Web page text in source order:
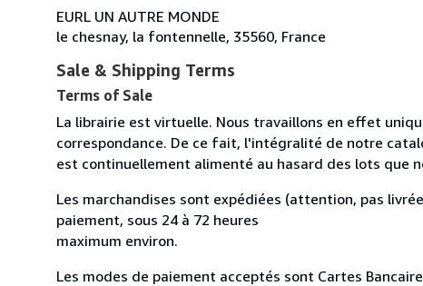
EURL UN AUTRE MONDE
le chesnay, la fontennelle, 35560, France
Sale & Shipping Terms
Terms of Sale
La librairie est virtuelle. Nous travaillons en effet
correspondance. De ce fait, l'intégralité de notre
est continuellement alimenté au hasard des lots que
Les marchandises sont expédiées (attention, pas
paiement, sous 24 à 72 heures
maximum environ.
Les modes de paiement acceptés sont Cartes